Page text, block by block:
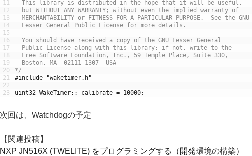
11
12
13
14
15
16
17
18
19
20
21
22
23
This library is distributed in the hope that it will be useful,
but WITHOUT ANY WARRANTY; without even the implied warranty of
MERCHANTABILITY or FITNESS FOR A PARTICULAR PURPOSE.  See the GNU
Lesser General Public License for more details.
You should have received a copy of the GNU Lesser General
Public License along with this library; if not, write to the
Free Software Foundation, Inc., 59 Temple Place, Suite 330,
Boston, MA  02111-1307  USA
*/
#include "waketimer.h"
uint32 WakeTimer:: _calibrate = 10000;
次回は、Watchdogの予定
【関連投稿】
NXP JN516X (TWELITE) をプログラミングする（開発環境の構築）